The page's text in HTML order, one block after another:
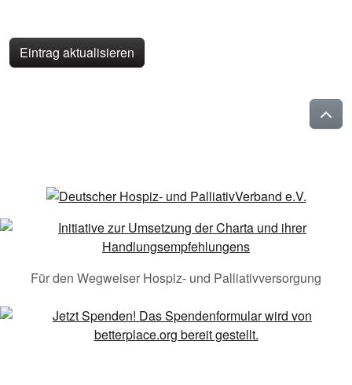
Eintrag aktualisieren
Für den Wegweiser Hospiz- und Palliativversorgung